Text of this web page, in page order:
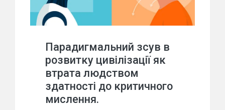
Парадигмальний зсув в
розвитку цивілізації як
втрата людством
здатності до критичного
мислення.